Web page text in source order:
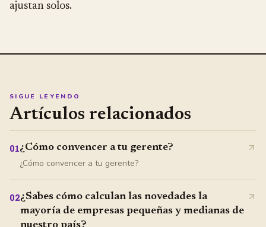
ajustan solos.
SIGUE LEYENDO
Artículos relacionados
01¿Cómo convencer a tu gerente?
¿Cómo convencer a tu gerente?
02¿Sabes cómo calculan las novedades la
mayoría de empresas pequeñas y medianas de